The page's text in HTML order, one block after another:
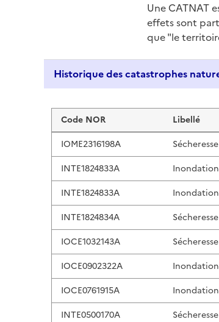
Une CATNAT
effets sont
que "le
Liste de résultats
Code NOR Libellé
IOME2316198A
Sécheresse
INTE1824833A
INTE1824833A
INTE1824834A
Sécheresse
IOCE1032143A
Sécheresse
IOCE0902322A
IOCE0761915A
INTE0500170A
Sécheresse